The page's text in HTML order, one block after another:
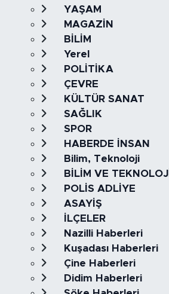
YAŞAM
MAGAZİN
BİLİM
Yerel
POLİTİKA
ÇEVRE
KÜLTÜR SANAT
SAĞLIK
SPOR
HABERDE İNSAN
Bilim, Teknoloji
BİLİM VE TEKNOLOJİ
POLİS ADLİYE
ASAYİŞ
İLÇELER
Nazilli Haberleri
Kuşadası Haberleri
Çine Haberleri
Didim Haberleri